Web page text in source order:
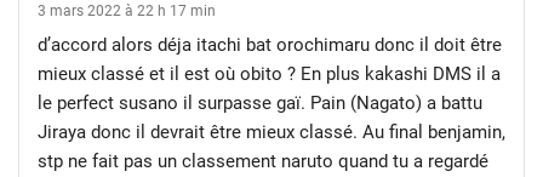
3 mars 2022 à 22 h 17 min
d’accord alors déja itachi bat orochimaru donc il doit être
mieux classé et il est où obito ? En plus kakashi DMS il a
le perfect susano il surpasse gaï. Pain (Nagato) a battu
Jiraya donc il devrait être mieux classé. Au final benjamin,
stp ne fait pas un classement naruto quand tu a regardé